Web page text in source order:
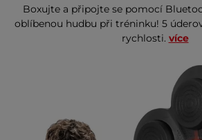
Boxujte a připojte se pomocí
oblíbenou hudbu při tréninku! 5
rychlosti. více